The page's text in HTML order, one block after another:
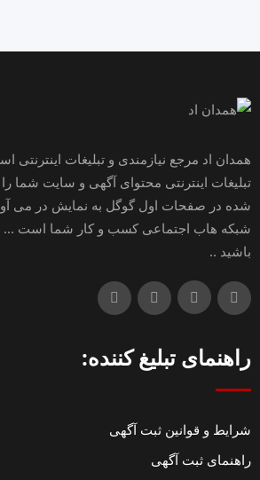
همدان اد مرجع نیازمندی و تبلیغات اینترنتی
تبلیغات اینترنتی محتوای آگهی و سایت شما
شده در صفحات اول گوگل به نمایش در می
شبکه هاب اجتماعی کسب و کار شما است ...
باشید ..
راهنمای تبلیغ کننده:
شرایط و قوانین ثبت آگهی
راهنمای ثبت آگهی